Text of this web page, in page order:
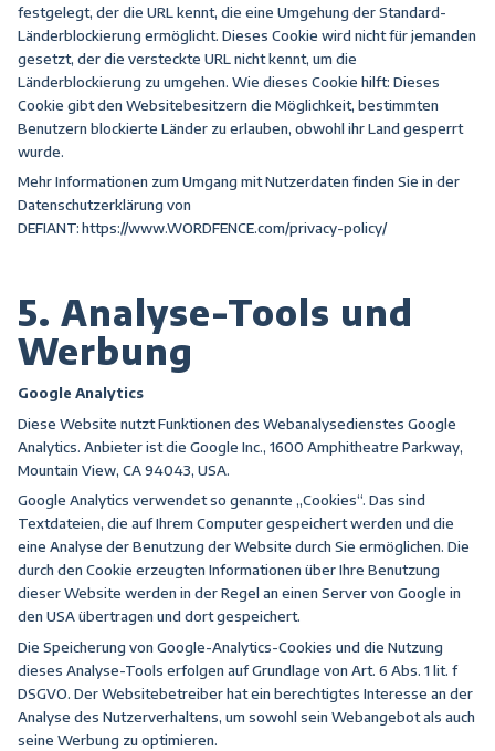
festgelegt, der die URL kennt, die eine Umgehung der Standard-
Länderblockierung ermöglicht. Dieses Cookie wird nicht für jemanden
gesetzt, der die versteckte URL nicht kennt, um die
Länderblockierung zu umgehen. Wie dieses Cookie hilft: Dieses
Cookie gibt den Websitebesitzern die Möglichkeit, bestimmten
Benutzern blockierte Länder zu erlauben, obwohl ihr Land gesperrt
wurde.
Mehr Informationen zum Umgang mit Nutzerdaten finden Sie in der
Datenschutzerklärung von
DEFIANT:https://www.WORDFENCE.com/privacy-policy/
5. Analyse-Tools und
Werbung
Google Analytics
Diese Website nutzt Funktionen des Webanalysedienstes Google
Analytics. Anbieter ist die Google Inc., 1600 Amphitheatre Parkway,
Mountain View, CA 94043, USA.
Google Analytics verwendet so genannte „Cookies“. Das sind
Textdateien, die auf Ihrem Computer gespeichert werden und die
eine Analyse der Benutzung der Website durch Sie ermöglichen. Die
durch den Cookie erzeugten Informationen über Ihre Benutzung
dieser Website werden in der Regel an einen Server von Google in
den USA übertragen und dort gespeichert.
Die Speicherung von Google-Analytics-Cookies und die Nutzung
dieses Analyse-Tools erfolgen auf Grundlage von Art. 6 Abs. 1 lit. f
DSGVO. Der Websitebetreiber hat ein berechtigtes Interesse an der
Analyse des Nutzerverhaltens, um sowohl sein Webangebot als auch
seine Werbung zu optimieren.